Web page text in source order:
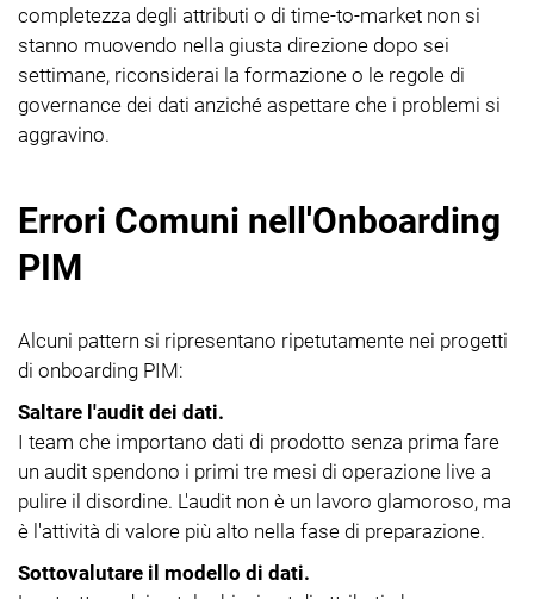
completezza degli attributi o di time-to-market non si
stanno muovendo nella giusta direzione dopo sei
settimane, riconsiderai la formazione o le regole di
governance dei dati anziché aspettare che i problemi si
aggravino.
Errori Comuni nell'Onboarding
PIM
Alcuni pattern si ripresentano ripetutamente nei progetti
di onboarding PIM:
Saltare l'audit dei dati.
I team che importano dati di prodotto senza prima fare
un audit spendono i primi tre mesi di operazione live a
pulire il disordine. L'audit non è un lavoro glamoroso, ma
è l'attività di valore più alto nella fase di preparazione.
Sottovalutare il modello di dati.